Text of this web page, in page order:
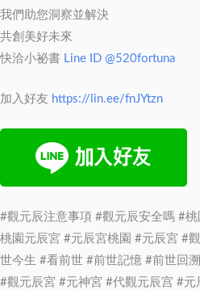
我們助您洞察並解決
共創美好未來
快洽小祕書 Line ID @520fortuna
加入好友 https://lin.ee/fnJYtzn
#觀元辰注意事項 #觀元辰安全嗎 #
桃園元辰宮 #元辰宮桃園 #元辰宮 #
世今生 #看前世 #前世記憶 #前世回
#觀元辰宮 #元神宮 #代觀元辰宫 #